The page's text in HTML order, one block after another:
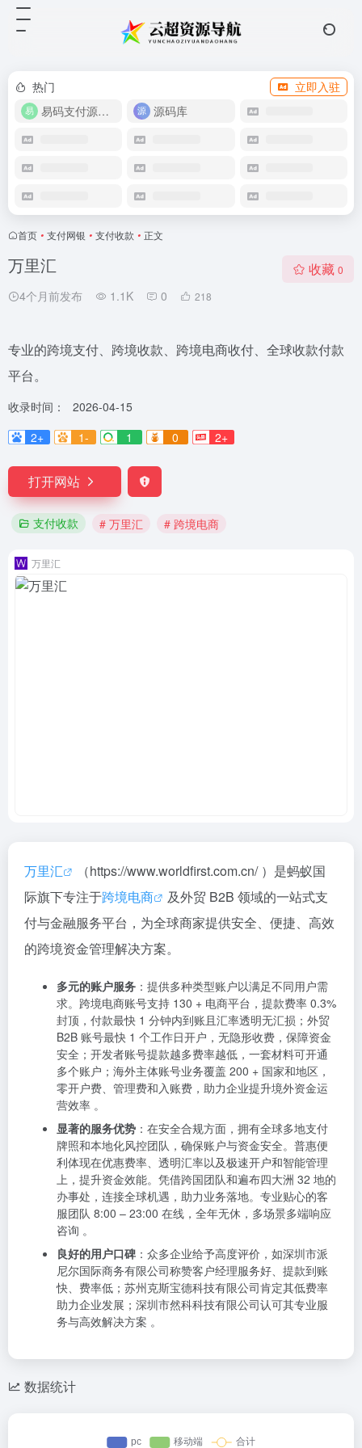
热门
立即入驻
易码支付源码下载
源码库
首页 • 支付网银 • 支付收款 • 正文
万里汇
4个月前发布 1.1K 0 218
收藏 0
专业的跨境支付、跨境收款、跨境电商收付、全球收款付款
平台。
收录时间：
2026-04-15
2+
1- 1 0 2+
打开网站
支付收款 # 万里汇 # 跨境电商
万里汇
万里汇
（https://www.worldfirst.com.cn/ ）是蚂蚁国
际旗下专注于跨境电商
及外贸 B2B 领域的一站式支
付与金融服务平台，为全球商家提供安全、便捷、高效
的跨境资金管理解决方案。
多元的账户服务 ：提供多种类型账户以满足不同用户需
求。跨境电商账号支持 130 + 电商平台，提款费率 0.3%
封顶，付款最快 1 分钟内到账且汇率透明无汇损；外贸
B2B 账号最快 1 个工作日开户，无隐形收费，保障资金
安全；开发者账号提款越多费率越低，一套材料可开通
多个账户；海外主体账号业务覆盖 200 + 国家和地区，
零开户费、管理费和入账费，助力企业提升境外资金运
营效率 。
显著的服务优势 ：在安全合规方面，拥有全球多地支付
牌照和本地化风控团队，确保账户与资金安全。普惠便
利体现在优惠费率、透明汇率以及极速开户和智能管理
上，提升资金效能。凭借跨国团队和遍布四大洲 32 地的
办事处，连接全球机遇，助力业务落地。专业贴心的客
服团队 8:00 – 23:00 在线，全年无休，多场景多端响应
咨询 。
良好的用户口碑 ：众多企业给予高度评价，如深圳市派
尼尔国际商务有限公司称赞客户经理服务好、提款到账
快、费率低；苏州克斯宝德科技有限公司肯定其低费率
助力企业发展；深圳市然科科技有限公司认可其专业服
务与高效解决方案 。
数据统计